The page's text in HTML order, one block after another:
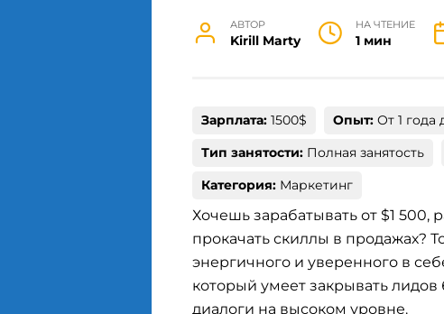
АВТОР
Kirill Marty
НА ЧТЕНИЕ
1 мин
Зарплата: 1500$ Опыт: От 1 года
Тип занятости: Полная занятость
Категория: Маркетинг
Хочешь зарабатывать от $1 500,
прокачать скиллы в продажах?
энергичного и уверенного в
который умеет закрывать
диалоги на высоком уровне.